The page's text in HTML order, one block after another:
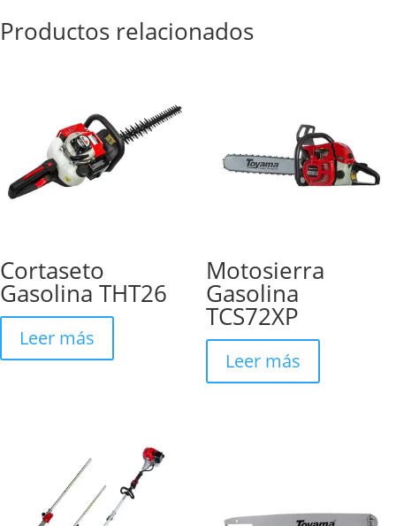
Productos relacionados
Cortaseto
Gasolina THT26
Leer más
Motosierra
Gasolina
TCS72XP
Leer más